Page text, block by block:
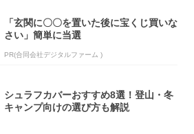
「玄関に〇〇を置いた後に宝くじ買いな
さい」簡単に当選
PR(合同会社デジタルファーム )
シュラフカバーおすすめ8選！登山・冬
キャンプ向けの選び方も解説